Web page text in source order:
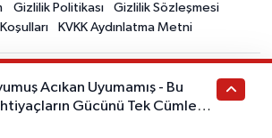
Gizlilik Politikası
Gizlilik Sözleşmesi
KVKK Aydınlatma Metni
Acıkan Uyumamış - Bu
Gücünü Tek Cümlede